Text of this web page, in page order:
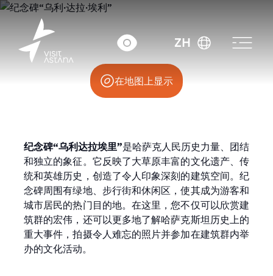
ZH
在地图上显示
纪念碑“乌利达拉埃里”是哈萨克人民历史力量、团结
和独立的象征。它反映了大草原丰富的文化遗产、传
统和英雄历史，创造了令人印象深刻的建筑空间。纪
念碑周围有绿地、步行街和休闲区，使其成为游客和
城市居民的热门目的地。在这里，您不仅可以欣赏建
筑群的宏伟，还可以更多地了解哈萨克斯坦历史上的
重大事件，拍摄令人难忘的照片并参加在建筑群内举
办的文化活动。